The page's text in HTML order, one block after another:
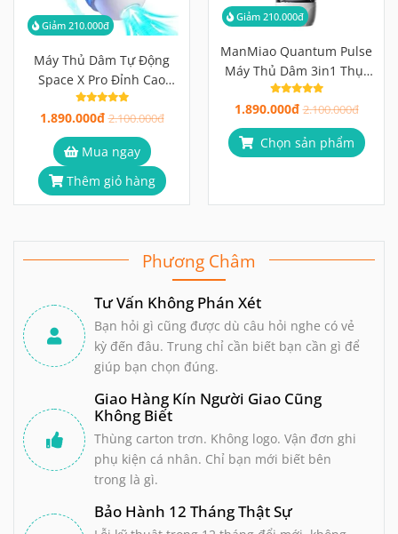
Giảm 210.000đ
Máy Thủ Dâm Tự Động
Space X Pro Đỉnh Cao
Công Nghệ Rung Thụt Hút
1.890.000đ 2.100.000đ
Mua ngay
Thêm giỏ hàng
Giảm 210.000đ
ManMiao Quantum Pulse
Máy Thủ Dâm 3in1 Thụt
Hút Siêu Mạnh 7300 RPM
1.890.000đ 2.100.000đ
Chọn sản phẩm
Phương Châm
Tư Vấn Không Phán Xét
Bạn hỏi gì cũng được dù câu hỏi nghe có vẻ
kỳ đến đâu. Trung chỉ cần biết bạn cần gì để
giúp bạn chọn đúng.
Giao Hàng Kín Người Giao Cũng
Không Biết
Thùng carton trơn. Không logo. Vận đơn ghi
phụ kiện cá nhân. Chỉ bạn mới biết bên
trong là gì.
Bảo Hành 12 Tháng Thật Sự